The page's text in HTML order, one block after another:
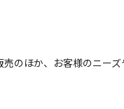
のほか、お客様のニーズ